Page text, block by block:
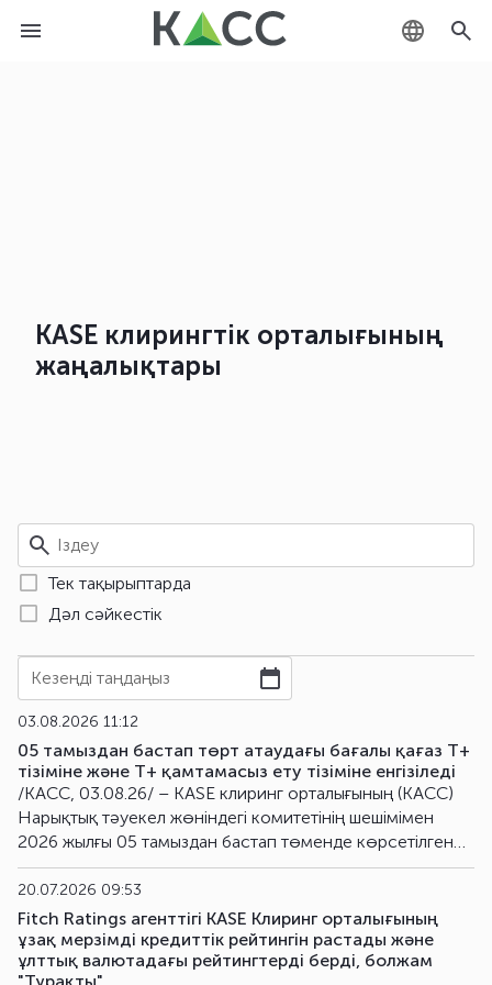
KASE клирингтік орталығының
жаңалықтары
Тек тақырыптарда
Дәл сәйкестік
Кезеңді таңдаңыз
03.08.2026 11:12
05 тамыздан бастап төрт атаудағы бағалы қағаз Т+
тізіміне және Т+ қамтамасыз ету тізіміне енгізіледі
/KACC, 03.08.26/ – KASE клиринг орталығының (KACC)
Нарықтық тәуекел жөніндегі комитетінің шешімімен
2026 жылғы 05 тамыздан бастап төменде көрсетілген
бағалы қағаздар ішінара қамтамасыз ету шарттарымен
орталық контрагенттің қатысуымен мәміле жасауға
жіберілген қор нарығының қаржы құралдарының тізіміне
(Т+ тізімі) және ішінара қамтамасыз ету шарттарымен
жасалатын мәмілелер бойынша міндеттемелерді
20.07.2026 09:53
Fitch Ratings агенттігі KASE Клиринг орталығының
ұзақ мерзімді кредиттік рейтингін растады және
ұлттық валютадағы рейтингтерді берді, болжам